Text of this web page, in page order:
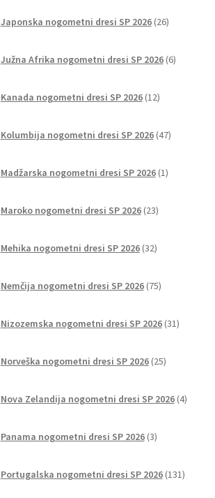
Japonska nogometni dresi SP 2026 26izdelkov
Južna Afrika nogometni dresi SP 2026 6izdelkov
Kanada nogometni dresi SP 2026 12izdelkov
Kolumbija nogometni dresi SP 2026 47izdelkov
Madžarska nogometni dresi SP 2026 1izdelek
Maroko nogometni dresi SP 2026 23izdelkov
Mehika nogometni dresi SP 2026 32izdelkov
Nemčija nogometni dresi SP 2026 75izdelkov
Nizozemska nogometni dresi SP 2026 31izdelkov
Norveška nogometni dresi SP 2026 25izdelkov
Nova Zelandija nogometni dresi SP 2026 4izdelki
Panama nogometni dresi SP 2026 3izdelki
Portugalska nogometni dresi SP 2026 131